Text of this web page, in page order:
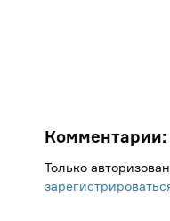
Комментарии:
Только